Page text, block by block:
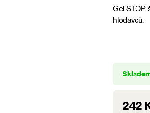
Gel STOP
hlodavců.
242